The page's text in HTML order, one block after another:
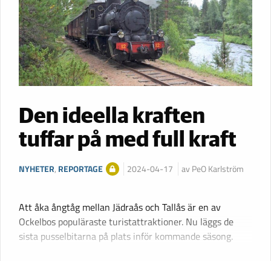
Den ideella kraften
tuffar på med full kraft
NYHETER, REPORTAGE 2024-04-17 av PeO Karlström
Att åka ångtåg mellan Jädraås och Tallås är en av
Ockelbos populäraste turistattraktioner. Nu läggs de
sista pusselbitarna på plats inför kommande säsong.